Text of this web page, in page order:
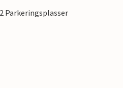
Parkeringsplasser